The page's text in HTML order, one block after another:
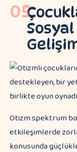
05
Otizm spektrum
etkileşimlerde
konusunda